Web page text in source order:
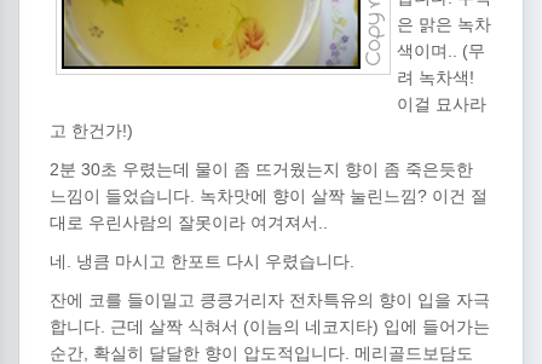
은 맑은 녹차
색이며.. (무
려 녹차색!
이걸 묘사라
고 한건가!)
2분 30초 우렸는데 물이 좀 뜨거웠는지 향이 좀 죽은듯한
느낌이 들었습니다. 녹차맛에 향이 살짝 눌린느낌? 이건 절
대로 우린사람의 잘못이라 여겨져서..
네. 냉큼 마시고 한포트 다시 우렸습니다
잔에 코를 들이밀고 킁킁거리자 전차특유의 향이 입을 자극
합니다. 근데 살짝 식혀서 (이늠의 네코지타) 입에 들어가는
순간, 확실히 달달한 향이 압도적입니다. 메리골드보담도